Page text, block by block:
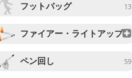
フットバッグ 13
ファイアー・ライトアップ
ペン回し 59